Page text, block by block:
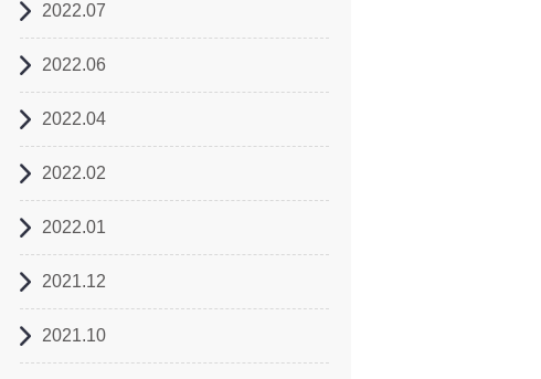
2022.07
2022.06
2022.04
2022.02
2022.01
2021.12
2021.10